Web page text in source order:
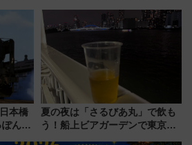
活憩
「身の回り品」新サイズ制限
(40×30×20cm)おさらい
本橋
んの
夏の夜は「さるびあ丸」で飲も
う！船上ビアガーデンで東京湾